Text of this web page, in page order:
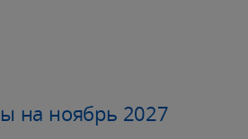
на ноябрь 2027